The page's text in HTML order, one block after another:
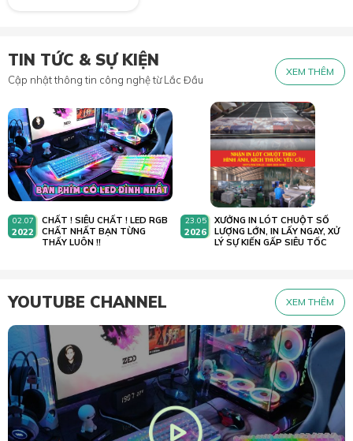
TIN TỨC & SỰ KIỆN
Cập nhật thông tin công nghệ từ Lắc Đầu
XEM THÊM
02.07
2022
CHẤT ! SIÊU CHẤT ! LED RGB
CHẤT NHẤT BẠN TỪNG
THẤY LUÔN !!
23.05
2026
XƯỞNG IN LÓT CHUỘT SỐ
LƯỢNG LỚN, IN LẤY NGAY, XỬ
LÝ SỰ KIẾN GẤP SIÊU TỐC
YOUTUBE CHANNEL XEM THÊM